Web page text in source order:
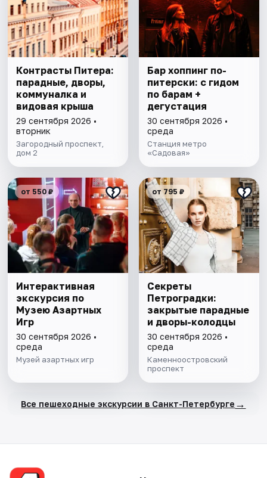
Контрасты Питера:
парадные, дворы,
коммуналка и
видовая крыша
29 сентября 2026 •
вторник
Загородный проспект,
дом 2
Бар хоппинг по-
питерски: с гидом
по барам +
дегустация
30 сентября 2026 •
среда
Станция метро
«Садовая»
от 550 ₽
Интерактивная
экскурсия по
Музею Азартных
Игр
30 сентября 2026 •
среда
Музей азартных игр
от 795 ₽
Секреты
Петроградки:
закрытые парадные
и дворы-колодцы
30 сентября 2026 •
среда
Каменноостровский
проспект
Все пешеходные экскурсии в Санкт-Петербурге →